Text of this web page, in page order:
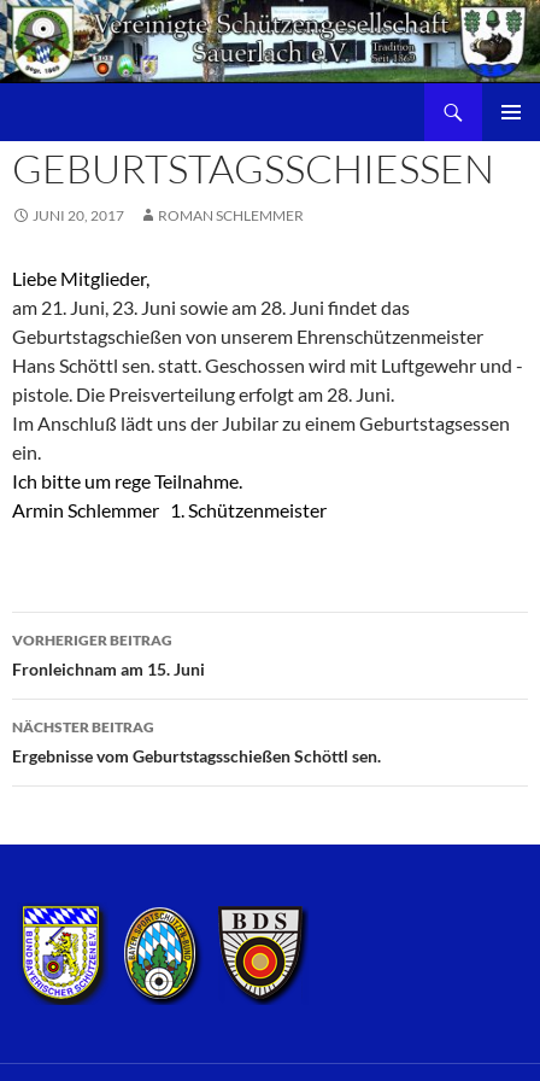
Zum
Inhalt
springen
GEBURTSTAGSSCHIESSEN
JUNI 20, 2017 ROMAN SCHLEMMER
Liebe Mitglieder,
am 21. Juni, 23. Juni sowie am 28. Juni findet das
Geburtstagschießen von unserem Ehrenschützenmeister
Hans Schöttl sen. statt. Geschossen wird mit Luftgewehr und -
pistole. Die Preisverteilung erfolgt am 28. Juni.
Im Anschluß lädt uns der Jubilar zu einem Geburtstagsessen
ein.
Ich bitte um rege Teilnahme.
Armin Schlemmer 1. Schützenmeister
Beitragsnavigation
VORHERIGER BEITRAG
Fronleichnam am 15. Juni
NÄCHSTER BEITRAG
Ergebnisse vom Geburtstagsschießen Schöttl sen.